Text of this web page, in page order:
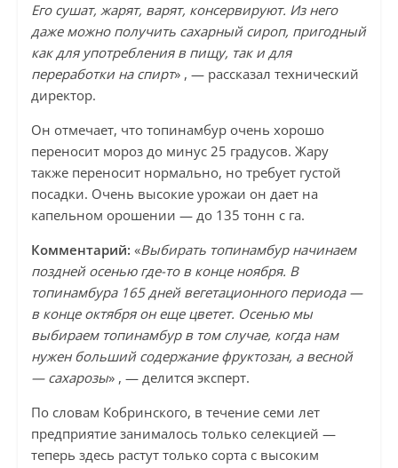
Его сушат, жарят, варят, консервируют. Из него
даже можно получить сахарный сироп, пригодный
как для употребления в пищу, так и для
переработки на спирт» , — рассказал технический
директор.
Он отмечает, что топинамбур очень хорошо
переносит мороз до минус 25 градусов. Жару
также переносит нормально, но требует густой
посадки. Очень высокие урожаи он дает на
капельном орошении — до 135 тонн с га.
Комментарий: «Выбирать топинамбур начинаем
поздней осенью где-то в конце ноября. В
топинамбура 165 дней вегетационного периода —
в конце октября он еще цветет. Осенью мы
выбираем топинамбур в том случае, когда нам
нужен больший содержание фруктозан, а весной
— сахарозы» , — делится эксперт.
По словам Кобринского, в течение семи лет
предприятие занималось только селекцией —
теперь здесь растут только сорта с высоким